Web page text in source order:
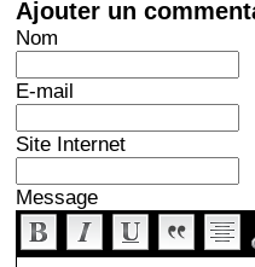
Ajouter un
Nom
E-mail
Site Internet
Message